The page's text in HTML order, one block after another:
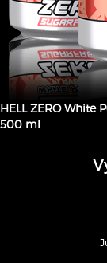
HELL ZERO White
500 ml